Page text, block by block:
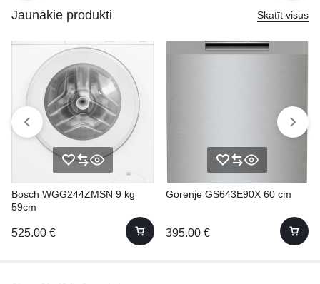
Jaunākie produkti Skatīt visus
Bosch WGG244ZMSN 9 kg
59cm
525.00 €
Gorenje GS643E90X 60 cm
395.00 €